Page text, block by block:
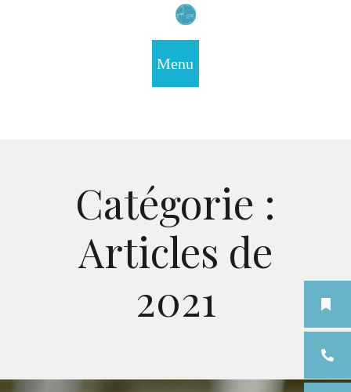
Catégorie :
Articles de
2021